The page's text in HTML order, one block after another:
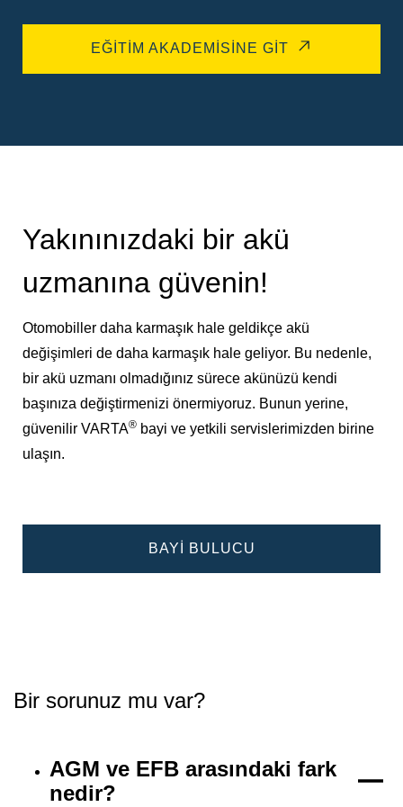
EĞITIM AKADEMISINE GIT
Yakınınızdaki bir akü
uzmanına güvenin!
Otomobiller daha karmaşık hale geldikçe akü
değişimleri de daha karmaşık hale geliyor. Bu nedenle,
bir akü uzmanı olmadığınız sürece akünüzü kendi
başınıza değiştirmenizi önermiyoruz. Bunun yerine,
güvenilir VARTA® bayi ve yetkili servislerimizden birine
ulaşın.
BAYI BULUCU
Bir sorunuz mu var?
AGM ve EFB arasındaki fark
nedir?